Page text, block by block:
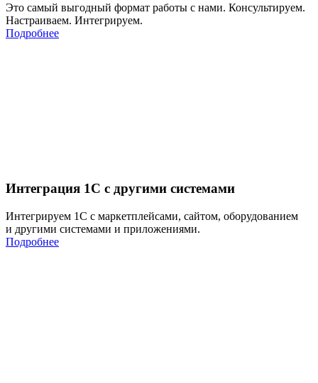
Это самый выгодный формат работы с нами. Консультируем.
Настраиваем. Интегрируем.
Подробнее
Интеграция 1С с другими системами
Интегрируем 1С с маркетплейсами, сайтом, оборудованием
и другими системами и приложениями.
Подробнее